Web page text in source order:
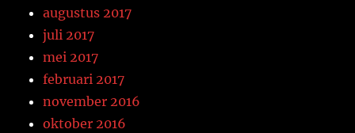
augustus 2017
juli 2017
mei 2017
februari 2017
november 2016
oktober 2016